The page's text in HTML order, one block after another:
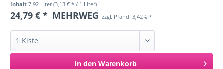
Inhalt7.92 Liter(3,13 € * / 1 Liter)
24,79 € * MEHRWEG zzgl. Pfand: 3,42 € *
In den Warenkorb